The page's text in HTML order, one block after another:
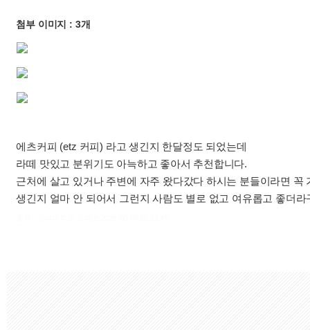
첨부 이미지 : 3개
에츠커피 (etz 커피) 라고 생긴지 한달정도 되었는데
라떼 맛있고 분위기도 아늑하고 좋아서 추천합니다.
근처에 살고 있거나 주변에 자주 왔다갔다 하시는 분들이라면 꼭
생긴지 얼마 안 되어서 그런지 사람도 별로 없고 여유롭고 좋더라